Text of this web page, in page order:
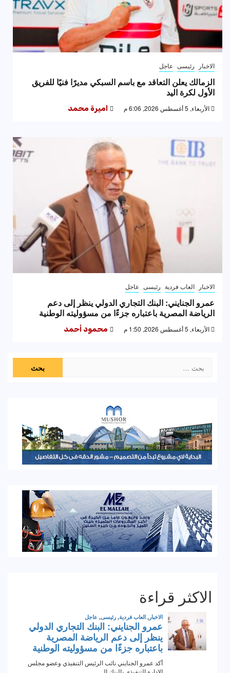
الاخبار رئيسى عاجل
الزمالك يعلن التعاقد مع باسم السبكي مديرًا فنيًا للفريق
الأول لكرة اليد
الأربعاء, 5 أغسطس 2026, 6:06 م اميرة محمد
الاخبار العاب فردية رئيسى عاجل
عمرو الجنايني: البنك التجاري الدولي ينظر إلى دعم
الرياضة المصرية باعتباره جزءًا من مسؤوليته الوطنية
الأربعاء, 5 أغسطس 2026, 1:50 م محمود أحمد
عن:
الاكثر قراءة